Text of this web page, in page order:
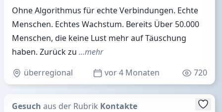
Ohne Algorithmus für echte Verbindungen. Echte
Menschen. Echtes Wachstum. Bereits Über 50.000
Menschen, die keine Lust mehr auf Täuschung
haben. Zurück zu …mehr
überregional
vor 4 Monaten 720
Gesuch aus der Rubrik Kontakte